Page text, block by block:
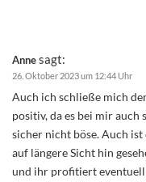
Annesagt:
26. Oktober 2023 um 12:44 Uhr
Auch ich schließe mich
positiv, da es bei mir auch
sicher nicht böse. Auch
auf längere Sicht hin
und ihr profitiert eventuell